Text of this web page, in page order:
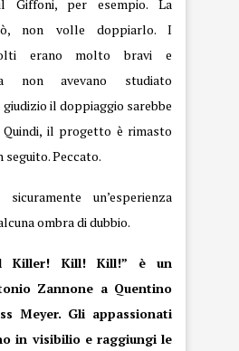
Giffoni, per esempio. La
non volle doppiarlo. I
erano molto bravi e
non avevano studiato
il doppiaggio sarebbe
Quindi, il progetto è rimasto
seguito. Peccato.
un’esperienza
ombra di dubbio.
Killer! Kill! Kill!” è un
Zannone a Quentino
Meyer. Gli appassionati
in visibilio e raggiungi le